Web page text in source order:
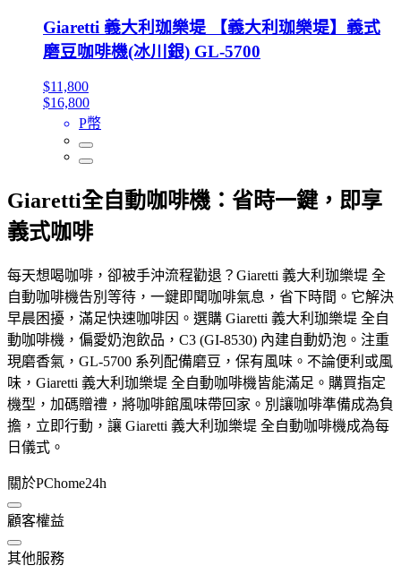
Giaretti 義大利珈樂堤 【義大利珈樂堤】義式
磨豆咖啡機(冰川銀) GL-5700
$11,800
$16,800
P幣
Giaretti全自動咖啡機：省時一鍵，即享
義式咖啡
每天想喝咖啡，卻被手沖流程勸退？Giaretti 義大利珈樂堤 全
自動咖啡機告別等待，一鍵即聞咖啡氣息，省下時間。它解決
早晨困擾，滿足快速咖啡因。選購 Giaretti 義大利珈樂堤 全自
動咖啡機，偏愛奶泡飲品，C3 (GI-8530) 內建自動奶泡。注重
現磨香氣，GL-5700 系列配備磨豆，保有風味。不論便利或風
味，Giaretti 義大利珈樂堤 全自動咖啡機皆能滿足。購買指定
機型，加碼贈禮，將咖啡館風味帶回家。別讓咖啡準備成為負
擔，立即行動，讓 Giaretti 義大利珈樂堤 全自動咖啡機成為每
日儀式。
關於PChome24h
顧客權益
其他服務